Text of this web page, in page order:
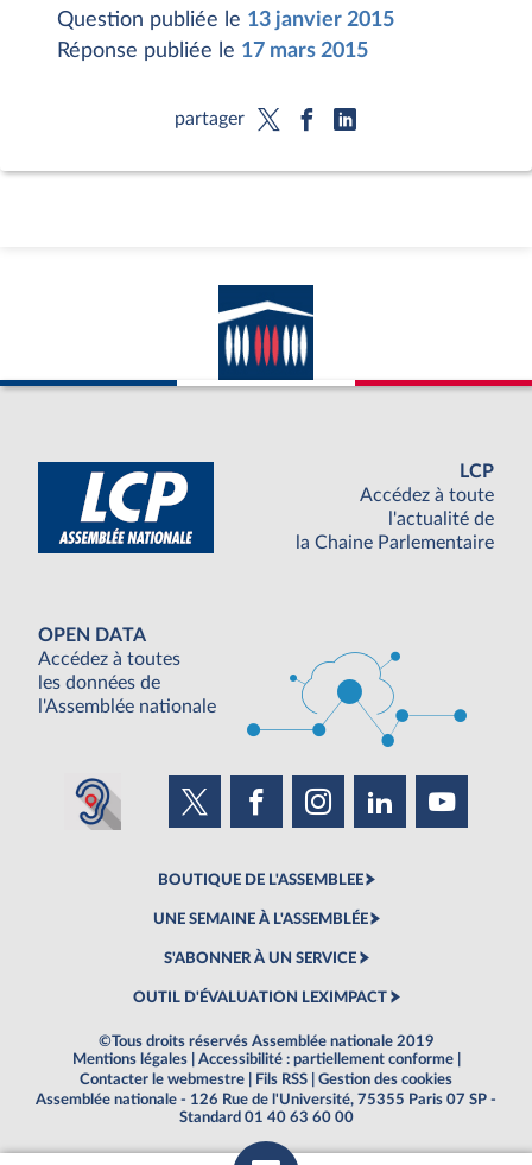
Question publiée le 13 janvier 2015
Réponse publiée le 17 mars 2015
partager
LCP
Accédez à toute
l'actualité de
la Chaine Parlementaire
OPEN DATA
Accédez à toutes
les données de
l'Assemblée nationale
BOUTIQUE DE L'ASSEMBLEE
UNE SEMAINE À L'ASSEMBLÉE
S'ABONNER À UN SERVICE
OUTIL D'ÉVALUATION LEXIMPACT
©Tous droits réservés Assemblée nationale 2019
Mentions légales
Accessibilité : partiellement conforme
Contacter le webmestre
Fils RSS
Gestion des cookies
Assemblée nationale - 126 Rue de l'Université, 75355 Paris 07 SP -
Standard 01 40 63 60 00